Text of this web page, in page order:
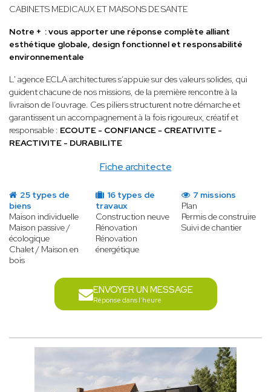
Fiche architecte
CABINETS MEDICAUX ET MAISONS DE SANTE
Notre + : vous apporter une réponse complète alliant
esthétique globale, design fonctionnel et responsabilité
environnementale
L' agence ECLA architectures s’appuie sur des valeurs solides, qui
guident chacune de nos missions, de la première rencontre à la
livraison de l’ouvrage. Ces piliers structurent notre démarche et
garantissent un accompagnement à la fois rigoureux, créatif et
responsable : ECOUTE - CONFIANCE - CREATIVITE -
REACTIVITE - DURABILITE
25 types de
biens
Maison individuelle
Maison passive /
écologique
Chalet / Maison en
bois
16 types de
travaux
Construction neuve
Rénovation
Rénovation
énergétique
7 missions
Plan
Permis de construire
Suivi de chantier
ENVOYER UN MESSAGE
Réponse dans l'heure